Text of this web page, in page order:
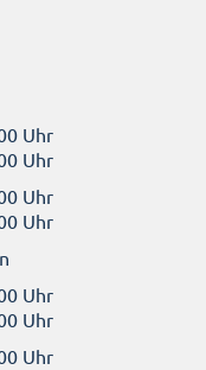
Uhr
Uhr
Uhr
Uhr
Uhr
Uhr
Uhr